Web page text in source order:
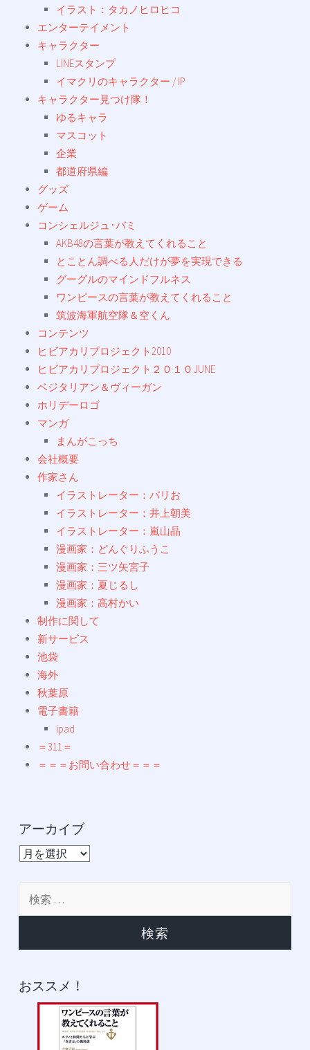
イラスト：タカノヒロヒコ
エンターテイメント
キャラクター
LINEスタンプ
イマクリのキャラクター / IP
キャラクター見つけ隊！
ゆるキャラ
マスコット
企業
都道府県編
グッズ
ゲーム
コンシェルジュ･バミ
AKB48の言葉が教えてくれること
とことん調べる人だけが夢を実現できる
グーグルのマインドフルネス
ワンピースの言葉が教えてくれること
筑波海軍航空隊＆空くん
コンテンツ
ヒビアカリプロジェクト2010
ヒビアカリプロジェクト２０１０JUNE
ベジタリアン＆ヴィーガン
ホリデーロゴ
マンガ
まんがこっち
会社概要
作家さん
イラストレーター：バリお
イラストレーター：井上朝美
イラストレーター：嵐山晶
漫画家：どんぐりふうこ
漫画家：三ツ矢宮子
漫画家：夏じるし
漫画家：高村かい
制作に関して
新サービス
池袋
海外
秋葉原
電子書籍
ipad
＝311＝
＝＝＝お問い合わせ＝＝＝
アーカイブ
ア
おススメ！